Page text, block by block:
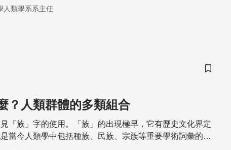
人類學系系主任
儲存書
？人類群體的多類組合
「族」字的使用。「族」的出現極早，它有歷史文化界定
當今人類學中包括種族、民族、宗族等重要學術詞彙的字